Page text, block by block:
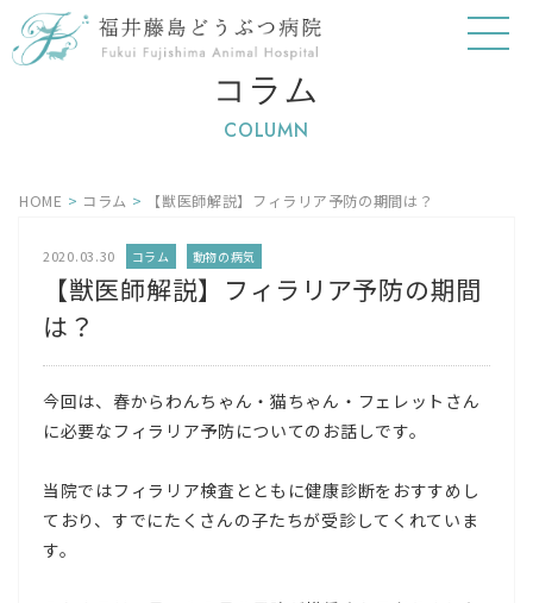
コラム
COLUMN
HOME > コラム > 【獣医師解説】フィラリア予防の期間は？
2020.03.30 コラム 動物の病気
【獣医師解説】フィラリア予防の期間
は？
今回は、春からわんちゃん・猫ちゃん・フェレットさん
に必要なフィラリア予防についてのお話しです。
当院ではフィラリア検査とともに健康診断をおすすめし
ており、すでにたくさんの子たちが受診してくれていま
す。